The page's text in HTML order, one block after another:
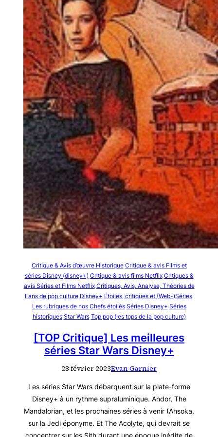
Critique & Avis d’œuvre Historique Critique & avis Films et
séries Disney (disney+) Critique & avis films Netflix Critiques &
avis Séries et Films Netflix Critiques, Avis, Analyse, Théories de
Fans de pop culture Disney+ Étoiles, critiques et (Web-)Séries
Les rubriques de nos Chefs étoilés Séries Disney+ Séries
historiques Star Wars Top pop (les tops de la pop culture)
[TOP Critique] Les meilleures
séries Star Wars Disney+
28 février 2023Evan Garnier
Les séries Star Wars débarquent sur la plate-forme
Disney+ à un rythme supraluminique. Andor, The
Mandalorian, et les prochaines séries à venir (Ahsoka,
sur la Jedi éponyme. Et The Acolyte, qui devrait se
concentrer sur les Sith durant une époque inédite de